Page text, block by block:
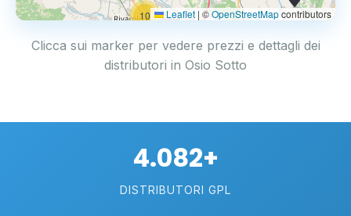
10 Leaflet | ©OpenStreetMapcontributors
Clicca sui marker per vedere prezzi e dettagli dei
distributori in Osio Sotto
4.082+
DISTRIBUTORI GPL